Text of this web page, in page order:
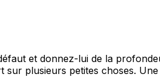
et donnez-lui de la
plusieurs petites choses.